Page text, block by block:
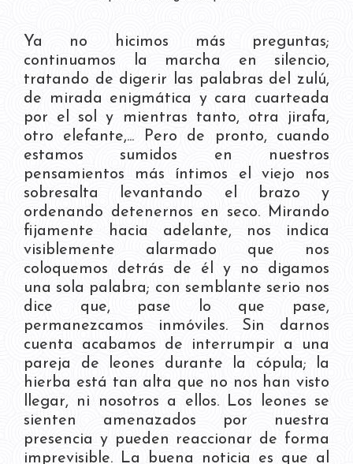
Ya no hicimos más preguntas;
continuamos la marcha en silencio,
tratando de digerir las palabras del zulú,
de mirada enigmática y cara cuarteada
por el sol y mientras tanto, otra jirafa,
otro elefante,... Pero de pronto, cuando
estamos sumidos en nuestros
pensamientos más íntimos el viejo nos
sobresalta levantando el brazo y
ordenando detenernos en seco. Mirando
fijamente hacia adelante, nos indica
visiblemente alarmado que nos
coloquemos detrás de él y no digamos
una sola palabra; con semblante serio nos
dice que, pase lo que pase,
permanezcamos inmóviles. Sin darnos
cuenta acabamos de interrumpir a una
pareja de leones durante la cópula; la
hierba está tan alta que no nos han visto
llegar, ni nosotros a ellos. Los leones se
sienten amenazados por nuestra
presencia y pueden reaccionar de forma
imprevisible. La buena noticia es que al